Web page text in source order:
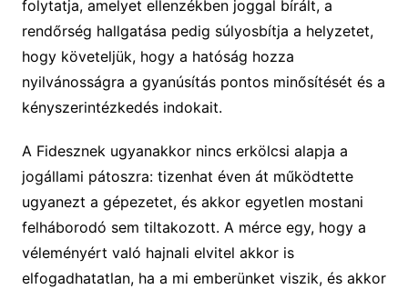
folytatja, amelyet ellenzékben joggal bírált, a
rendőrség hallgatása pedig súlyosbítja a helyzetet,
hogy követeljük, hogy a hatóság hozza
nyilvánosságra a gyanúsítás pontos minősítését és a
kényszerintézkedés indokait.
A Fidesznek ugyanakkor nincs erkölcsi alapja a
jogállami pátoszra: tizenhat éven át működtette
ugyanezt a gépezetet, és akkor egyetlen mostani
felháborodó sem tiltakozott. A mérce egy, hogy a
véleményért való hajnali elvitel akkor is
elfogadhatatlan, ha a mi emberünket viszik, és akkor